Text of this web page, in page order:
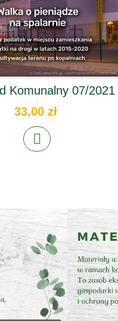
Komunalny 07/2021
33,00 zł